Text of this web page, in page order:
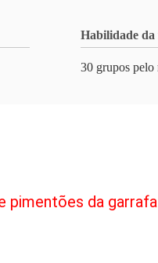
Habilidade da
30 grupos pelo
pimentões da